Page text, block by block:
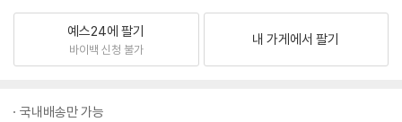
예스24에 팔기
바이백 신청 불가
내 가게에서 팔기
국내배송만 가능